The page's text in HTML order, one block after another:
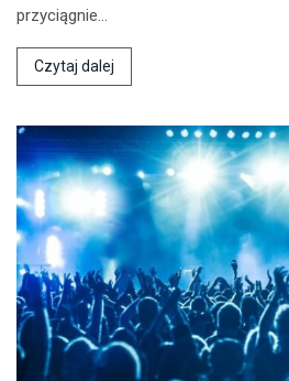
przyciągnie…
Czytaj dalej